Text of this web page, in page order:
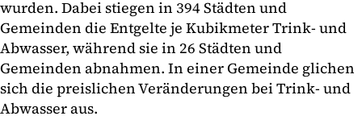
wurden. Dabei stiegen in 394 Städten und
Gemeinden die Entgelte je Kubikmeter Trink- und
Abwasser, während sie in 26 Städten und
Gemeinden abnahmen. In einer Gemeinde glichen
sich die preislichen Veränderungen bei Trink- und
Abwasser aus.